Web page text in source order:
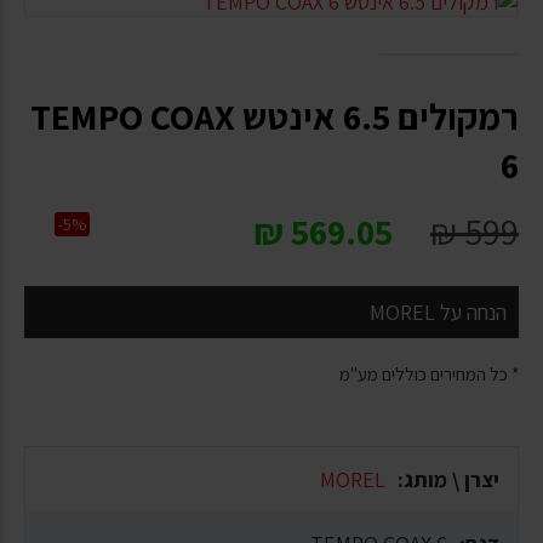
רמקולים 6.5 אינטש TEMPO COAX
6
599
₪
569.05
₪
-5%
הנחה על MOREL
* כל המחירים כוללים מע"מ
יצרן \ מותג: MOREL